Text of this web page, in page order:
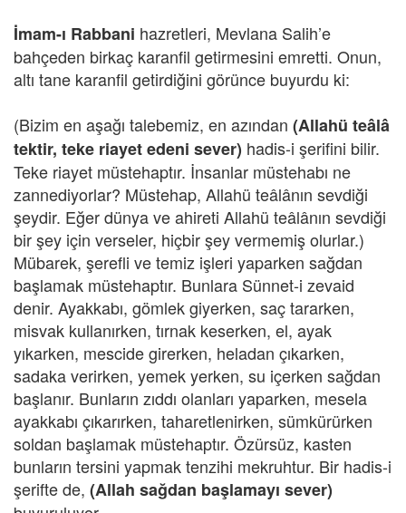
İmam-ı Rabbani hazretleri, Mevlana Salih’e
bahçeden birkaç karanfil getirmesini emretti. Onun,
altı tane karanfil getirdiğini görünce buyurdu ki:
(Bizim en aşağı talebemiz, en azından (Allahü teâlâ
tektir, teke riayet edeni sever) hadis-i şerifini bilir.
Teke riayet müstehaptır. İnsanlar müstehabı ne
zannediyorlar? Müstehap, Allahü teâlânın sevdiği
şeydir. Eğer dünya ve ahireti Allahü teâlânın sevdiği
bir şey için verseler, hiçbir şey vermemiş olurlar.)
Mübarek, şerefli ve temiz işleri yaparken sağdan
başlamak müstehaptır. Bunlara Sünnet-i zevaid
denir. Ayakkabı, gömlek giyerken, saç tararken,
misvak kullanırken, tırnak keserken, el, ayak
yıkarken, mescide girerken, heladan çıkarken,
sadaka verirken, yemek yerken, su içerken sağdan
başlanır. Bunların zıddı olanları yaparken, mesela
ayakkabı çıkarırken, taharetlenirken, sümkürürken
soldan başlamak müstehaptır. Özürsüz, kasten
bunların tersini yapmak tenzihi mekruhtur. Bir hadis-i
şerifte de, (Allah sağdan başlamayı sever)